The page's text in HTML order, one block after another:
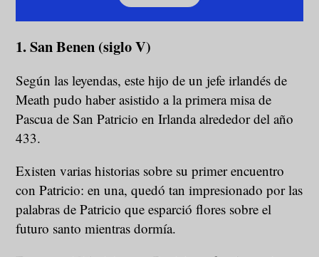
1. San Benen (siglo V)
Según las leyendas, este hijo de un jefe irlandés de
Meath pudo haber asistido a la primera misa de
Pascua de San Patricio en Irlanda alrededor del año
433.
Existen varias historias sobre su primer encuentro
con Patricio: en una, quedó tan impresionado por las
palabras de Patricio que esparció flores sobre el
futuro santo mientras dormía.